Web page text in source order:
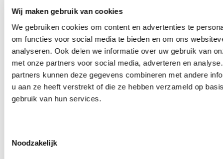
Wij maken gebruik van cookies
We gebruiken cookies om content en advertenties te
om functies voor social media te bieden en om ons
analyseren. Ook delen we informatie over uw gebruik van
met onze partners voor social media, adverteren en
partners kunnen deze gegevens combineren met andere
u aan ze heeft verstrekt of die ze hebben verzameld op
gebruik van hun services.
Noodzakelijk
Interview
Marion Koopmans over online
bedreigingen en desinformatie:
‘Wetenschappers, kom die
ivoren toren uit’